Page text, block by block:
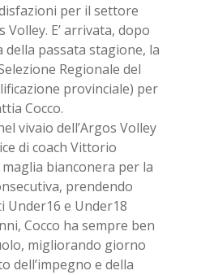
per il settore
Volley. E’ arrivata, dopo
della passata stagione, la
Regionale del
provinciale) per
Cocco.
vivaio dell’Argos Volley
di coach Vittorio
bianconera per la
prendendo
Under16 e Under18
Cocco ha sempre ben
migliorando giorno
dell’impegno e della